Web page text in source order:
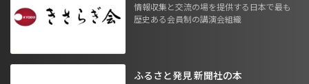
情報収集と交流の場を提供する日本で最も
歴史ある会員制の講演会組織
ふるさと発見 新聞社の本